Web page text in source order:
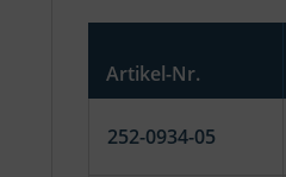
Artikel-Nr.
252-0934-05